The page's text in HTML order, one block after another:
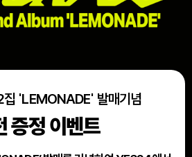
'LEMONADE' 발매기념
증정 이벤트